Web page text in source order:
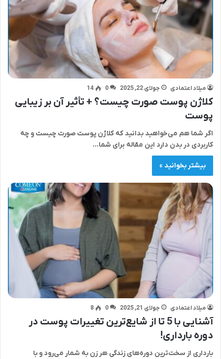
میلاد اعتمادی جولای 22, 2025 0
14
کلاژن پوست صورت چیست؟ + تأثیر آن بر زیبایی
پوست
اگر شما هم می‌خواهید بدانید که کلاژن پوست صورت چیست و چه
کاربردی در بدن دارد این مقاله برای شما…
بیشتر بخوانید »
میلاد اعتمادی جولای 21, 2025 0
8
آشنایی با 5 تا از شایع‌ترین تغییرات پوست در
دوره بارداری!
بارداری از سخت‌ترین دوره‌های زندگی هر زن به شمار می‌رود و با